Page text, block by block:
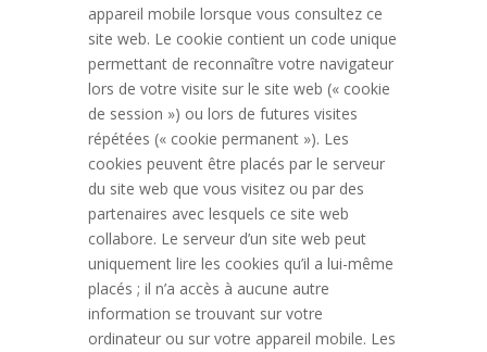
appareil mobile lorsque vous consultez ce
site web. Le cookie contient un code unique
permettant de reconnaître votre navigateur
lors de votre visite sur le site web (« cookie
de session ») ou lors de futures visites
répétées (« cookie permanent »). Les
cookies peuvent être placés par le serveur
du site web que vous visitez ou par des
partenaires avec lesquels ce site web
collabore. Le serveur d’un site web peut
uniquement lire les cookies qu’il a lui-même
placés ; il n’a accès à aucune autre
information se trouvant sur votre
ordinateur ou sur votre appareil mobile. Les